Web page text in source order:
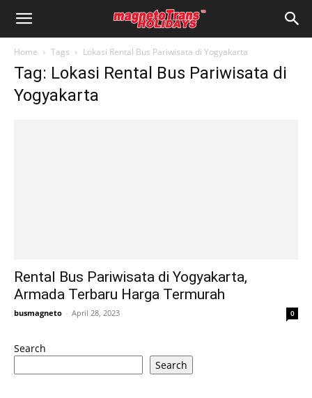
Home Tags Lokasi Rental Bus Pariwisata di Yogyakarta
Tag: Lokasi Rental Bus Pariwisata di
Yogyakarta
Rental Bus Pariwisata di Yogyakarta,
Armada Terbaru Harga Termurah
busmagneto - April 28, 2023 0
Search
Search